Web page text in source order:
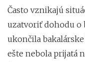
Často vznikajú
uzatvoriť dohodu o
ukončila
ešte nebola prijatá